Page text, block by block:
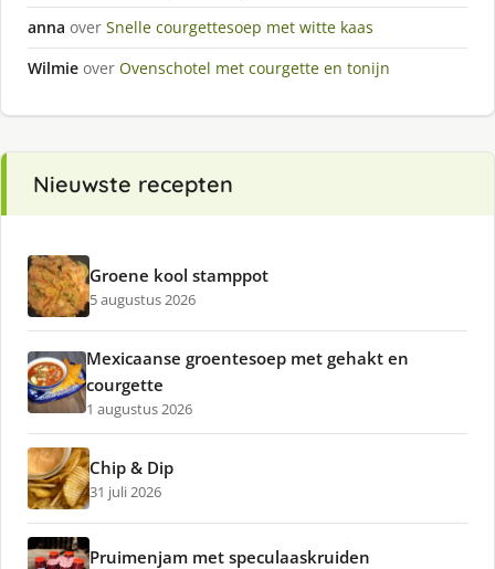
anna over Snelle courgettesoep met witte kaas
Wilmie over Ovenschotel met courgette en tonijn
Nieuwste recepten
Groene kool stamppot
5 augustus 2026
Mexicaanse groentesoep met gehakt en
courgette
1 augustus 2026
Chip & Dip
31 juli 2026
Pruimenjam met speculaaskruiden